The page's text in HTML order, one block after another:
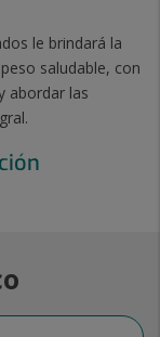
le brindará la
saludable, con
abordar las